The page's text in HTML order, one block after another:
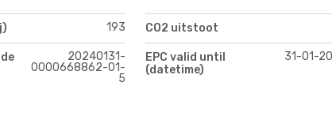
193 CO2 uitstoot
20240131-
0000668862-01-
5
EPC valid until
(datetime)
31-01-